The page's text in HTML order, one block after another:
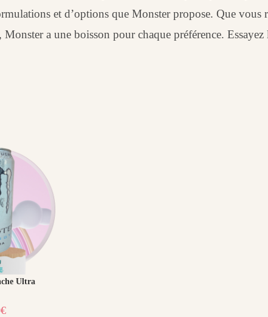
et d’options que Monster propose. Que
a une boisson pour chaque préférence.
Ultra
€